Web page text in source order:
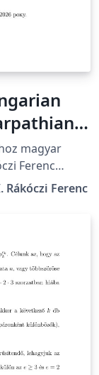
magyar
Ferenc
megfelelően
található:
Ferenc